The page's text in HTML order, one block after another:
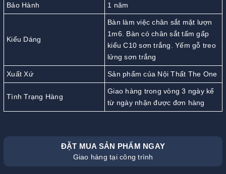
Bảo Hành 1 năm
Kiểu Dáng
Bàn làm việc chân sắt mặt lượn
1m6. Bàn có chân sắt tấm gấp
kiểu C10 sơn trắng. Yếm gỗ treo
lửng sơn trắng
Xuất Xứ Sản phẩm của Nội Thất The One
Tình Trạng Hàng
Giao hàng trong vòng 3 ngày kể
từ ngày nhận được đơn hàng
ĐẶT MUA SẢN PHẨM NGAY
Giao hàng tại công trình